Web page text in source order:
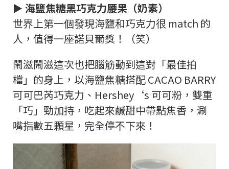
► 海鹽焦糖黑巧克力腰果（奶素）
世界上第一個發現海鹽和巧克力很 match 的
人，值得一座諾貝爾獎！（笑）
鬧滋鬧滋這次也把腦筋動到這對「最佳拍
檔」的身上，以海鹽焦糖搭配 CACAO BARRY
可可巴芮巧克力、Hershey‘s 可可粉，雙重
「巧」勁加持，吃起來鹹甜中帶點焦香，涮
嘴指數五顆星，完全停不下來！